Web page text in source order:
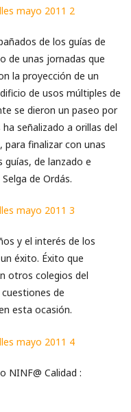
de los guías de
de unas jornadas que
la proyección de un
de usos múltiples de
se dieron un paseo por
señalizado a orillas del
para finalizar con unas
de lanzado e
de Ordás.
y el interés de los
éxito. Éxito que
otros colegios del
de
esta ocasión.
NINF@ Calidad :